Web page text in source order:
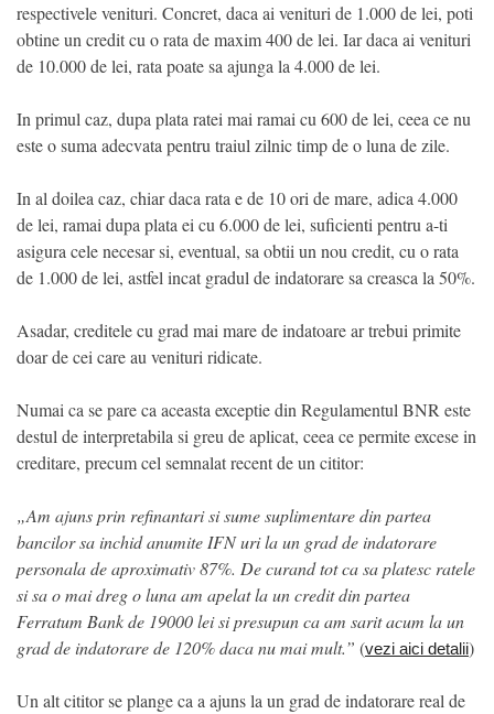
respectivele venituri. Concret, daca ai venituri de 1.000 de lei, poti
obtine un credit cu o rata de maxim 400 de lei. Iar daca ai venituri
de 10.000 de lei, rata poate sa ajunga la 4.000 de lei.
In primul caz, dupa plata ratei mai ramai cu 600 de lei, ceea ce nu
este o suma adecvata pentru traiul zilnic timp de o luna de zile.
In al doilea caz, chiar daca rata e de 10 ori de mare, adica 4.000
de lei, ramai dupa plata ei cu 6.000 de lei, suficienti pentru a-ti
asigura cele necesar si, eventual, sa obtii un nou credit, cu o rata
de 1.000 de lei, astfel incat gradul de indatorare sa creasca la 50%.
Asadar, creditele cu grad mai mare de indatoare ar trebui primite
doar de cei care au venituri ridicate.
Numai ca se pare ca aceasta exceptie din Regulamentul BNR este
destul de interpretabila si greu de aplicat, ceea ce permite excese in
creditare, precum cel semnalat recent de un cititor:
„Am ajuns prin refinantari si sume suplimentare din partea
bancilor sa inchid anumite IFN uri la un grad de indatorare
personala de aproximativ 87%. De curand tot ca sa platesc ratele
si sa o mai dreg o luna am apelat la un credit din partea
Ferratum Bank de 19000 lei si presupun ca am sarit acum la un
grad de indatorare de 120% daca nu mai mult.” (vezi aici detalii)
Un alt cititor se plange ca a ajuns la un grad de indatorare real de